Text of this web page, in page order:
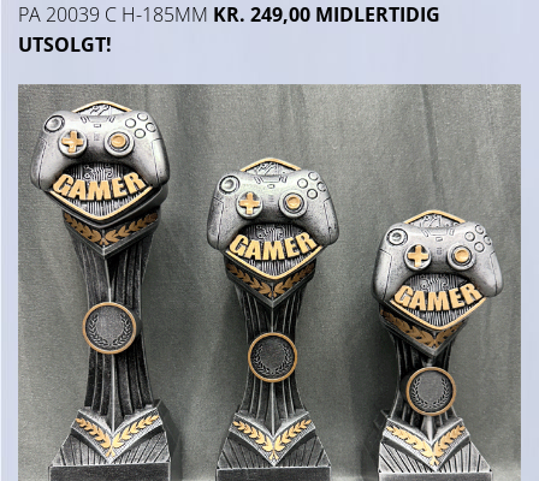
PA 20039 C H-185MM KR. 249,00 MIDLERTIDIG
UTSOLGT!